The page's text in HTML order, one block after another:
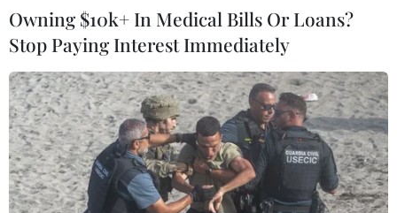
#Vi khuẩn Listeria
#Tổ chức Y tế Thế giới
#Nhiễm khuẩn
#tin tức
#tin tức mới nhất
#tin tức 24h
#tin tức mới nhất trong ngày
#tin tức thời sự
#tin tức hot
#tin tức an ninh
#tin tức hot
#an ninh #an ninh nghệ an
#thời sự
Owning $10k+ In Medical Bills Or Loans?
Stop Paying Interest Immediately